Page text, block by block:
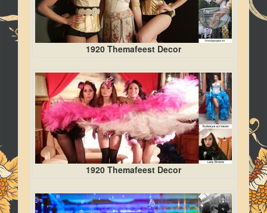
1920 Themafeest Decor
1920 Themafeest Decor